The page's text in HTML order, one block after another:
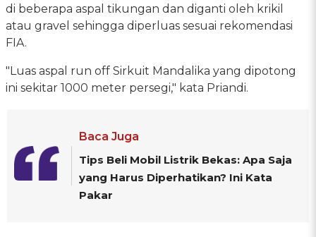
di beberapa aspal tikungan dan diganti oleh krikil
atau gravel sehingga diperluas sesuai rekomendasi
FIA.
"Luas aspal run off Sirkuit Mandalika yang dipotong
ini sekitar 1000 meter persegi," kata Priandi.
Baca Juga
Tips Beli Mobil Listrik Bekas: Apa Saja
yang Harus Diperhatikan? Ini Kata
Pakar